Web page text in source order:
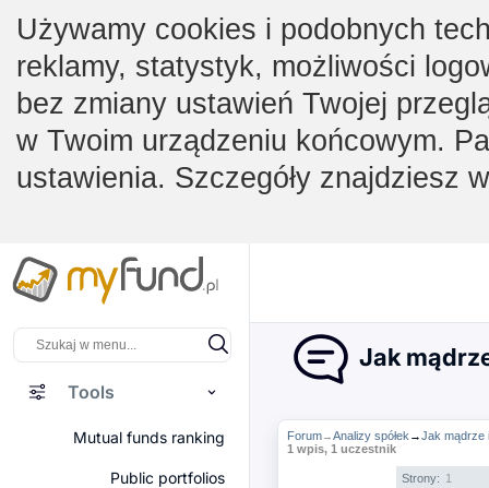
Używamy cookies i podobnych
reklamy, statystyk, możliwości
bez zmiany ustawień Twojej
w Twoim urządzeniu końcowym.
ustawienia. Szczegóły znajdziesz
Tools
Mutual funds ranking
Public portfolios
Jak
Forum→Analizy spółek →Jak mądrze
1 wpis, 1 uczestnik
Strony: 1